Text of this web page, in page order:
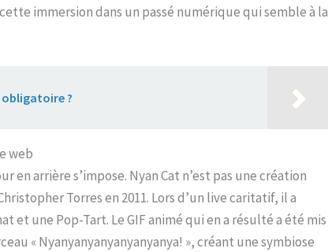
immersion dans un passé numérique qui semble à la
obligatoire ?
web
arrière s’impose. Nyan Cat n’est pas une création
Torres en 2011. Lors d’un live caritatif, il a
et une Pop-Tart. Le GIF animé qui en a résulté a été mis
« Nyanyanyanyanyanyanya! », créant une symbiose